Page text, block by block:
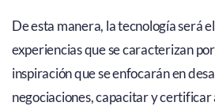
De esta manera, la tecnología será
experiencias que se caracterizan
inspiración que se enfocarán en
negociaciones, capacitar y certificar